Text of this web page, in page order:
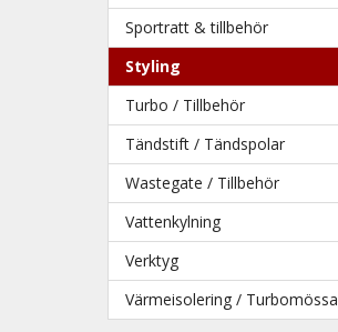
Sportratt & tillbehör
Styling
Turbo / Tillbehör
Tändstift / Tändspolar
Wastegate / Tillbehör
Vattenkylning
Verktyg
Värmeisolering / Turbomössa